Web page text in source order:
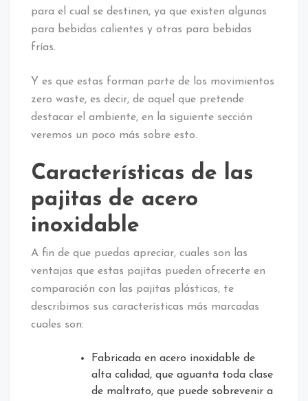
para el cual se destinen, ya que existen algunas
para bebidas calientes y otras para bebidas
frías.
Y es que estas forman parte de los movimientos
zero waste, es decir, de aquel que pretende
destacar el ambiente, en la siguiente sección
veremos un poco más sobre esto.
Características de las
pajitas de acero
inoxidable
A fin de que puedas apreciar, cuales son las
ventajas que estas pajitas pueden ofrecerte en
comparación con las pajitas plásticas, te
describimos sus características más marcadas
cuales son:
Fabricada en acero inoxidable de
alta calidad, que aguanta toda clase
de maltrato, que puede sobrevenir a